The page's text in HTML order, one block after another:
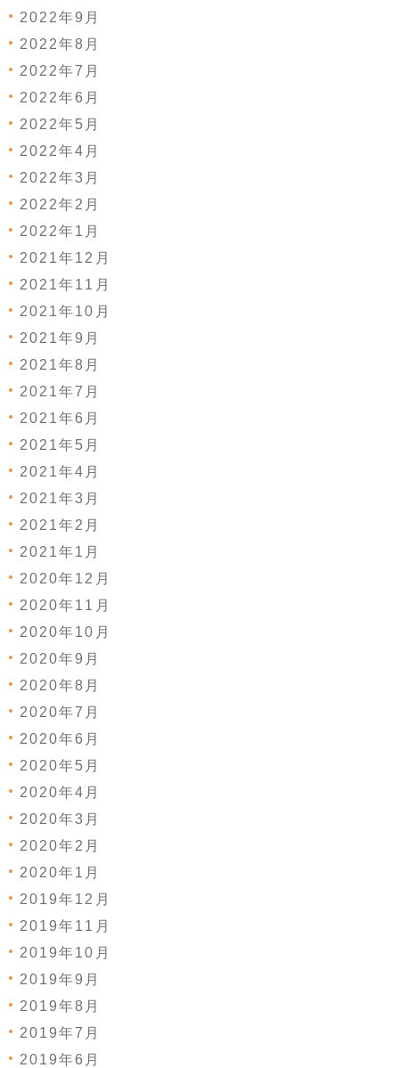
2022年9月
2022年8月
2022年7月
2022年6月
2022年5月
2022年4月
2022年3月
2022年2月
2022年1月
2021年12月
2021年11月
2021年10月
2021年9月
2021年8月
2021年7月
2021年6月
2021年5月
2021年4月
2021年3月
2021年2月
2021年1月
2020年12月
2020年11月
2020年10月
2020年9月
2020年8月
2020年7月
2020年6月
2020年5月
2020年4月
2020年3月
2020年2月
2020年1月
2019年12月
2019年11月
2019年10月
2019年9月
2019年8月
2019年7月
2019年6月